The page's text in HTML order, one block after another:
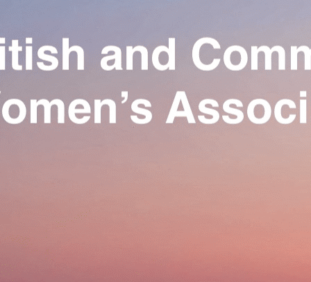
Exporter uniquement les colonnes affichées
Ajoutez un logo, un bouton, des réseaux sociaux
Our Association
Activities
Join us